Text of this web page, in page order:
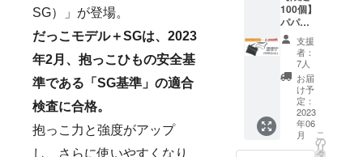
SG）」が登場。
だっこモデル＋SGは、2023
年2月、抱っこひもの安全基
準である「SG基準」の適合
検査に合格。
抱っこ力と強度がアップ
し、さらに使いやすくなり
持った製品
は、モノか
らヒトへ、
ヒトからヒ
トへと縁を
繋げていき
ます。 私た
ちも、繊維
100個】
パパサ
コッ
シュ 1
点 ■予
定販売
価格
2,980円
→2,000
（32％
OFF） ■
支援
者：
7人
お届
け予
定：
2023
年06
月
こ
の
リ